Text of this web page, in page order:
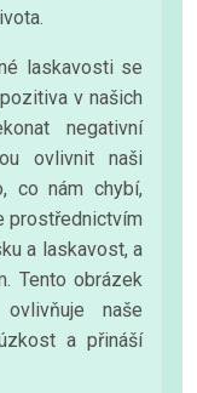
laskavosti se
v našich
negativní
ovlivnit naši
co nám chybí,
prostřednictvím
a laskavost, a
Tento obrázek
naše
a přináší